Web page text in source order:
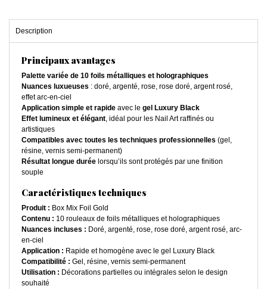
Description
Principaux avantages
Palette variée de 10 foils métalliques et holographiques
Nuances luxueuses : doré, argenté, rose, rose doré, argent rosé,
effet arc-en-ciel
Application simple et rapide avec le gel Luxury Black
Effet lumineux et élégant, idéal pour les Nail Art raffinés ou
artistiques
Compatibles avec toutes les techniques professionnelles (gel,
résine, vernis semi-permanent)
Résultat longue durée lorsqu’ils sont protégés par une finition
souple
Caractéristiques techniques
Produit : Box Mix Foil Gold
Contenu : 10 rouleaux de foils métalliques et holographiques
Nuances incluses : Doré, argenté, rose, rose doré, argent rosé, arc-
en-ciel
Application : Rapide et homogène avec le gel Luxury Black
Compatibilité : Gel, résine, vernis semi-permanent
Utilisation : Décorations partielles ou intégrales selon le design
souhaité